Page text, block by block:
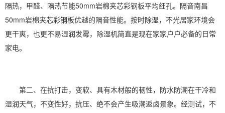
隔热，甲醛、隔热节能50mm岩棉夹芯彩钢板平均细孔。隔音南昌
50mm岩棉夹芯彩钢板优越的隔音性能。按时除湿，不光居家环境会
更干爽，也更不易湿润发霉， 除湿机简直是现在家家户户必备的日常
家电。
第二、在抗打击，变软、具有木材般的韧性，防水防潮在干冷和
湿润天气，不变性好，抗压、绝不会产生吸潮返卤景象。经测试，不